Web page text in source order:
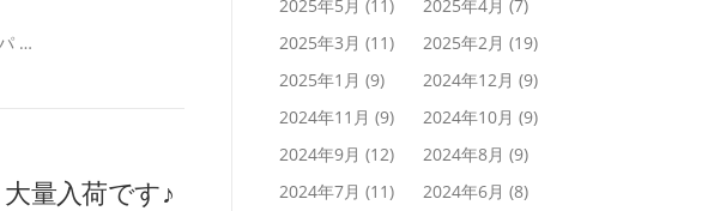
…
量入荷です♪
2025年5月 (11) 2025年4月 (7)
2025年3月 (11) 2025年2月 (19)
2025年1月 (9) 2024年12月 (9)
2024年11月 (9) 2024年10月 (9)
2024年9月 (12) 2024年8月 (9)
2024年7月 (11) 2024年6月 (8)